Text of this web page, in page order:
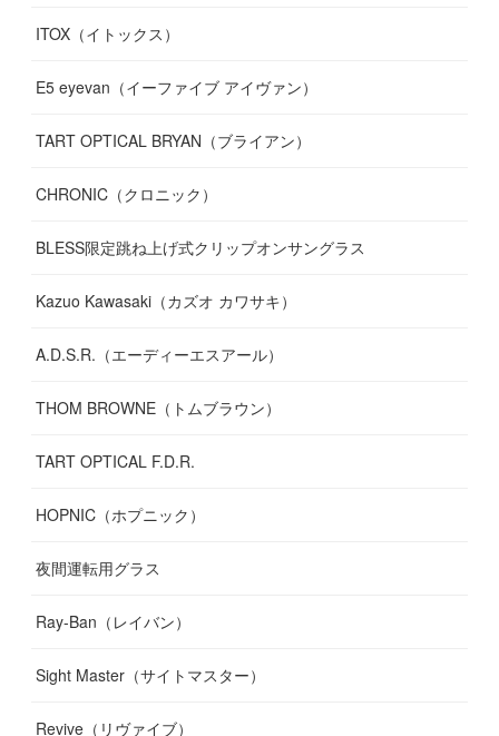
(13)
(14)
(17)
ITOX（イトックス）
E5 eyevan（イーファイブ アイヴァン）
TART OPTICAL BRYAN（ブライアン）
CHRONIC（クロニック）
BLESS限定跳ね上げ式クリップオンサングラス
Kazuo Kawasaki（カズオ カワサキ）
A.D.S.R.（エーディーエスアール）
THOM BROWNE（トムブラウン）
TART OPTICAL F.D.R.
HOPNIC（ホプニック）
夜間運転用グラス
Ray-Ban（レイバン）
Sight Master（サイトマスター）
Revive（リヴァイブ）